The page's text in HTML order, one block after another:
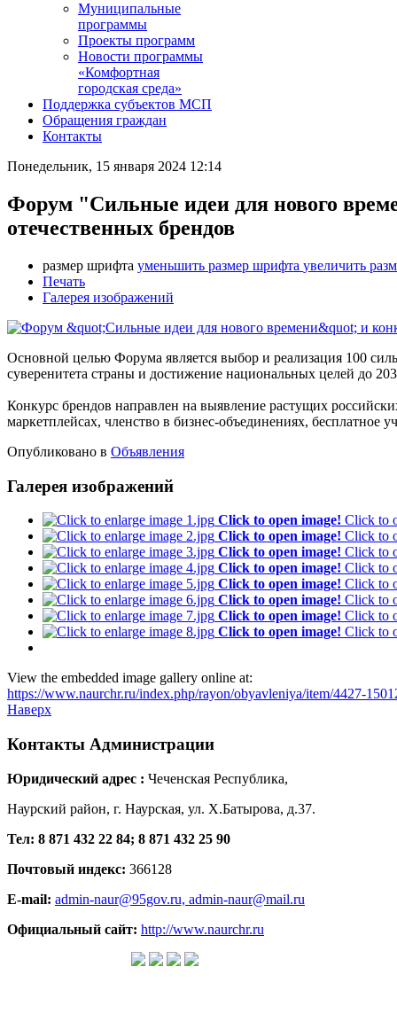
Муниципальные
программы
Проекты программ
Новости программы
«Комфортная
городская среда»
Поддержка субъектов МСП
Обращения граждан
Контакты
Понедельник, 15 января 2024 12:14
Форум "Сильные идеи для нового
отечественных брендов
размер шрифта уменьшить размер шрифта увеличить
Печать
Галерея изображений
Основной целью Форума является выбор и реализация 100
суверенитета страны и достижение национальных целей до
Конкурс брендов направлен на выявление растущих
маркетплейсах, членство в бизнес-объединениях,
Опубликовано в Объявления
Галерея изображений
Click to open image! Click to
Click to open image! Click to
Click to open image! Click to
Click to open image! Click to
Click to open image! Click to
Click to open image! Click to
Click to open image! Click to
Click to open image! Click to
View the embedded image gallery online at:
https://www.naurchr.ru/index.php/rayon/obyavleniya/item/4427-
Наверх
Контакты Администрации
Юридический адрес : Чеченская Республика,
Наурский район, г. Наурская, ул. Х.Батырова, д.37.
Тел: 8 871 432 22 84; 8 871 432 25 90
Почтовый индекс: 366128
E-mail: admin-naur@95gov.ru, admin-naur@mail.ru
Официальный сайт: http://www.naurchr.ru